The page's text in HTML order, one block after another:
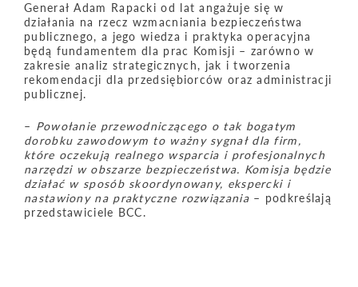
Generał Adam Rapacki od lat angażuje się w
działania na rzecz wzmacniania bezpieczeństwa
publicznego, a jego wiedza i praktyka operacyjna
będą fundamentem dla prac Komisji – zarówno w
zakresie analiz strategicznych, jak i tworzenia
rekomendacji dla przedsiębiorców oraz administracji
publicznej.
– Powołanie przewodniczącego o tak bogatym
dorobku zawodowym to ważny sygnał dla firm,
które oczekują realnego wsparcia i profesjonalnych
narzędzi w obszarze bezpieczeństwa. Komisja będzie
działać w sposób skoordynowany, ekspercki i
nastawiony na praktyczne rozwiązania– podkreślają
przedstawiciele BCC.